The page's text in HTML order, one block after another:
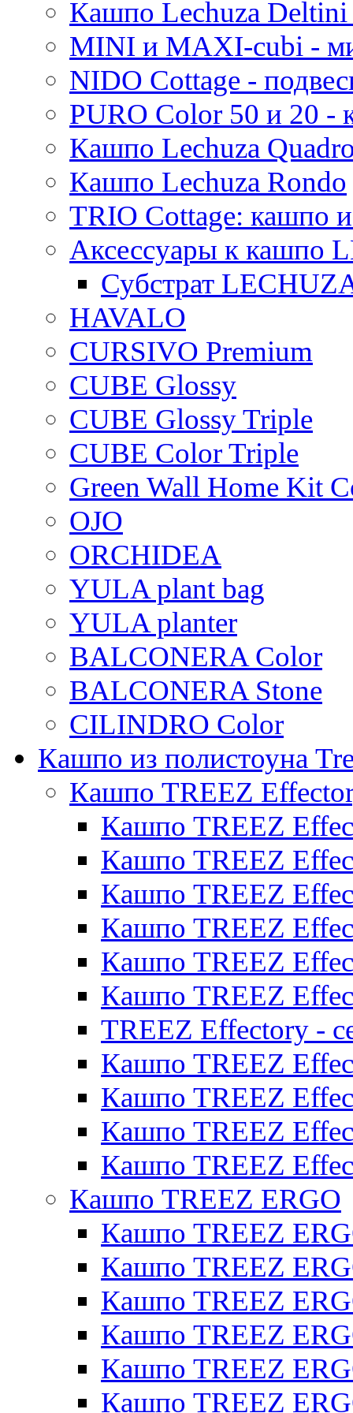
Кашпо Lechuza
MINI и MAXI-cubi -
NIDO Cottage -
PURO Color 50 и 20
Кашпо Lechuza
Кашпо Lechuza Rondo
TRIO Cottage: кашпо
Аксессуары к кашпо
Субстрат
HAVALO
CURSIVO Premium
CUBE Glossy
CUBE Glossy Triple
CUBE Color Triple
Green Wall Home Kit
OJO
ORCHIDEA
YULA plant bag
YULA planter
BALCONERA Color
BALCONERA Stone
CILINDRO Color
Кашпо из полистоуна
Кашпо TREEZ
Кашпо TREEZ
Кашпо TREEZ
Кашпо TREEZ
Кашпо TREEZ
Кашпо TREEZ
Кашпо TREEZ
TREEZ Effectory -
Кашпо TREEZ
Кашпо TREEZ
Кашпо TREEZ
Кашпо TREEZ
Кашпо TREEZ ERGO
Кашпо TREEZ
Кашпо TREEZ
Кашпо TREEZ
Кашпо TREEZ
Кашпо TREEZ
Кашпо TREEZ